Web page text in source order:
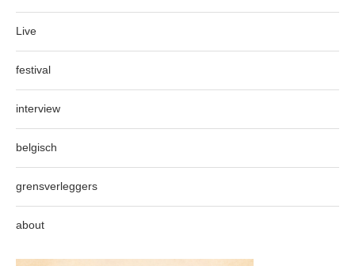
Live
festival
interview
belgisch
grensverleggers
about